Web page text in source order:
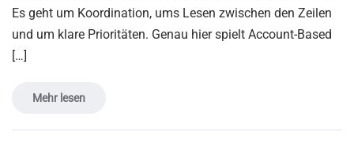
Es geht um Koordination, ums Lesen zwischen den Zeilen
und um klare Prioritäten. Genau hier spielt Account-Based
[…]
Mehr lesen